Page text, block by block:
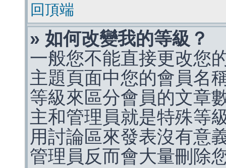
回頂端
» 如何改變我的等級？
一般您不能直接更改您
主題頁面中您的會員名
等級來區分會員的文章
主和管理員就是特殊等
用討論區來發表沒有意
管理員反而會大量刪除